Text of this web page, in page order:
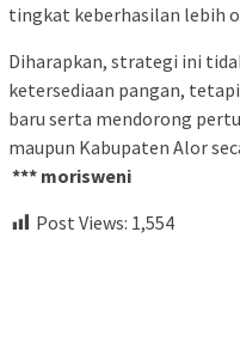
tingkat keberhasilan lebih
Diharapkan, strategi ini
ketersediaan pangan,
baru serta mendorong
maupun Kabupaten Alor
*** morisweni
Post Views: 1,554